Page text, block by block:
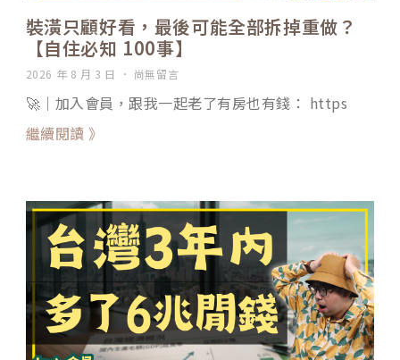
裝潢只顧好看，最後可能全部拆掉重做？
【自住必知 100事】
2026 年 8 月 3 日 尚無留言
🚀｜加入會員，跟我一起老了有房也有錢： https
繼續閱讀 》